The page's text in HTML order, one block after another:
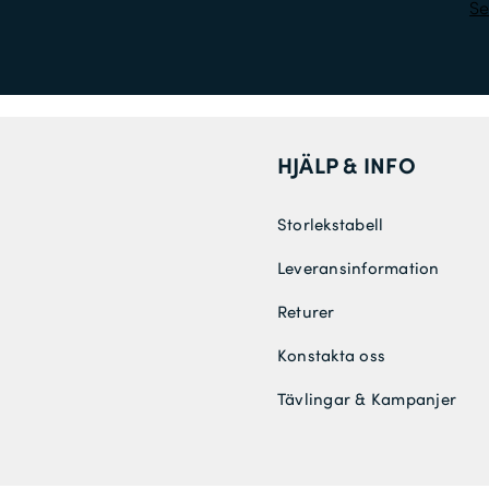
HJÄLP & INFO
Storlekstabell
Leveransinformation
Returer
Konstakta oss
Tävlingar & Kampanjer